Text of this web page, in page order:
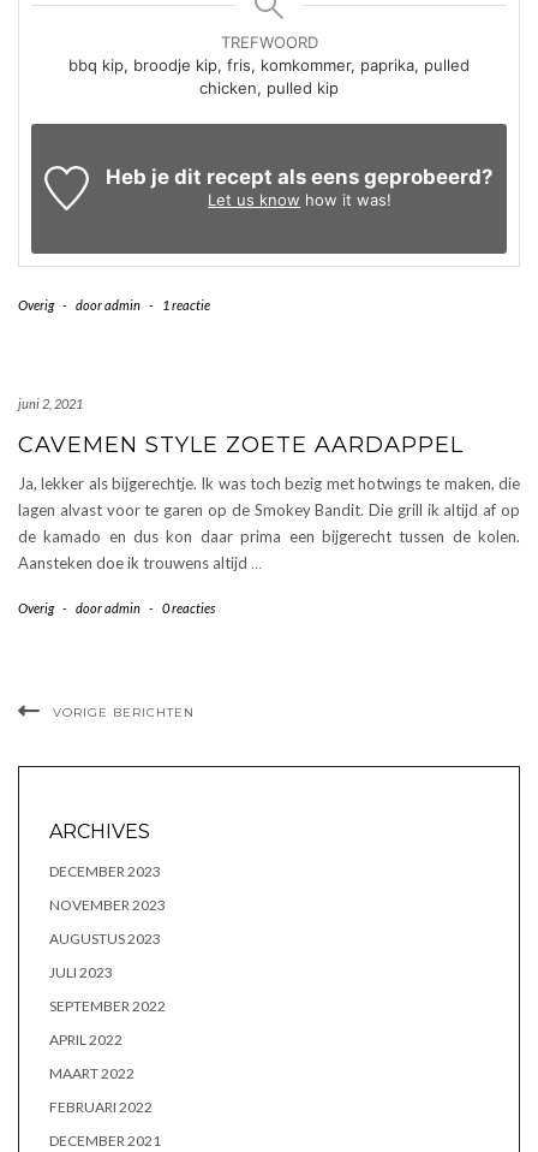
TREFWOORD
bbq kip, broodje kip, fris, komkommer, paprika, pulled
chicken, pulled kip
Heb je dit recept als eens geprobeerd?
Let us know how it was!
Overig - dooradmin - 1 reactie
juni 2, 2021
CAVEMEN STYLE ZOETE AARDAPPEL
Ja, lekker als bijgerechtje. Ik was toch bezig met hotwings te maken, die
lagen alvast voor te garen op de Smokey Bandit. Die grill ik altijd af op
de kamado en dus kon daar prima een bijgerecht tussen de kolen.
Aansteken doe ik trouwens altijd …
Overig - dooradmin - 0 reacties
VORIGE BERICHTEN
ARCHIVES
DECEMBER 2023
NOVEMBER 2023
AUGUSTUS 2023
JULI 2023
SEPTEMBER 2022
APRIL 2022
MAART 2022
FEBRUARI 2022
DECEMBER 2021